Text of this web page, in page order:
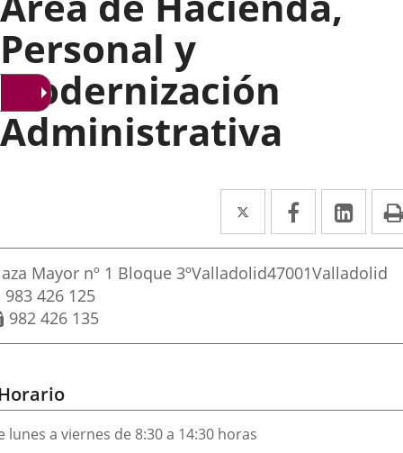
Personal y
Modernización
Administrativa
Twitter
Enlace
a
una
Facebook
Enlace
a
una
a
una
Mayor nº 1 Bloque 3ºValladolid47001Valladolid
Phones
983 426 125
Fax
982 426 135
lunes a viernes de 8:30 a 14:30 horas